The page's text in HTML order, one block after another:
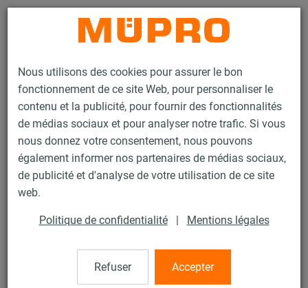
Nous utilisons des cookies pour assurer le bon
fonctionnement de ce site Web, pour personnaliser le
contenu et la publicité, pour fournir des fonctionnalités
de médias sociaux et pour analyser notre trafic. Si vous
nous donnez votre consentement, nous pouvons
également informer nos partenaires de médias sociaux,
de publicité et d'analyse de votre utilisation de ce site
web.
Politique de confidentialité | Mentions légales
Refuser Accepter
Contact
Produits Technique de fixation
Fixation de sprinklers
Rails d'installation pour la fixation de sprinklers
Platine U articulée MPR
Platine U articulée MPR